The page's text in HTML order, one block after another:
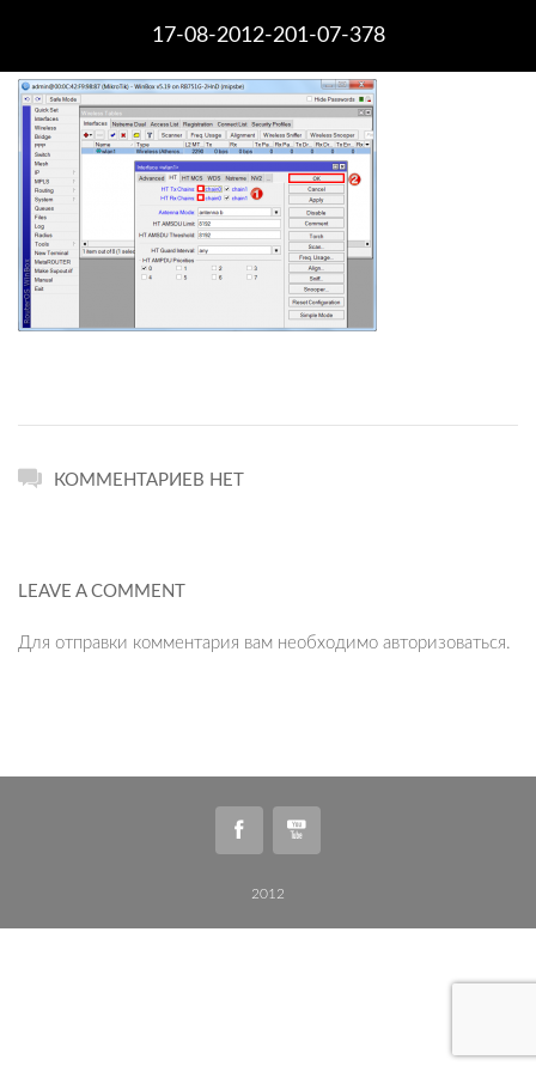
17-08-2012-201-07-378
КОММЕНТАРИЕВ НЕТ
LEAVE A COMMENT
Для отправки комментария вам необходимо авторизоваться.
2012